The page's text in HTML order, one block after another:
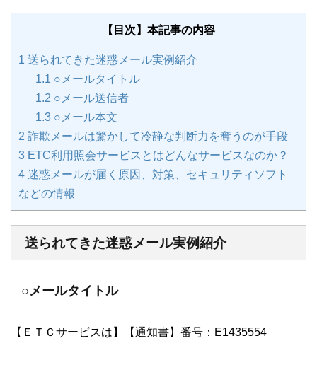
【目次】本記事の内容
1 送られてきた迷惑メール実例紹介
1.1 ○メールタイトル
1.2 ○メール送信者
1.3 ○メール本文
2 詐欺メールは驚かして冷静な判断力を奪うのが手段
3 ETC利用照会サービスとはどんなサービスなのか？
4 迷惑メールが届く原因、対策、セキュリティソフト
などの情報
送られてきた迷惑メール実例紹介
○メールタイトル
【ＥＴＣサービスは】【通知書】番号：E1435554